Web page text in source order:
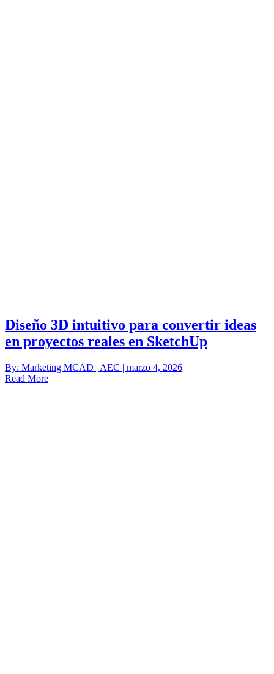
Diseño 3D intuitivo para convertir ideas
en proyectos reales en SketchUp
By: Marketing MCAD | AEC | marzo 4, 2026
Read More